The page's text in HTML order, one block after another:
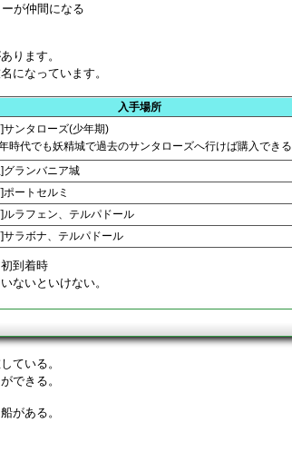
が仲間になる
ります。
になっています。
入手場所
サンタローズ(少年期)
時代でも妖精城で過去のサンタローズへ行けば購入できる
グランバニア城
ポートセルミ
ルラフェン、テルパドール
サラボナ、テルパドール
到着時
ないといけない。
ている。
できる。
がある。